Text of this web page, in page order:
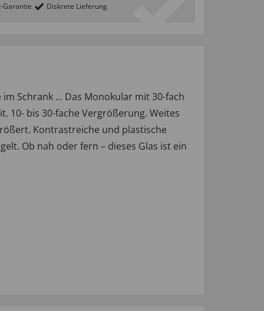
Garantie Diskrete Lieferung
Schrank ... Das Monokular mit 30-fach
10- bis 30-fache Vergrößerung. Weites
Kontrastreiche und plastische
Ob nah oder fern – dieses Glas ist ein